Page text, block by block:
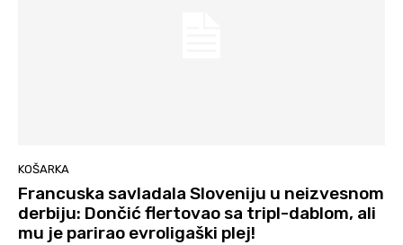
KOŠARKA
Francuska savladala Sloveniju u neizvesnom
derbiju: Dončić flertovao sa tripl-dablom, ali
mu je parirao evroligaški plej!